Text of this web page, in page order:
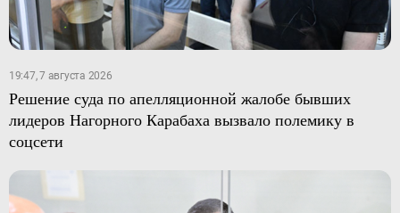
19:47, 7 августа 2026
Решение суда по апелляционной жалобе бывших
лидеров Нагорного Карабаха вызвало полемику в
соцсети